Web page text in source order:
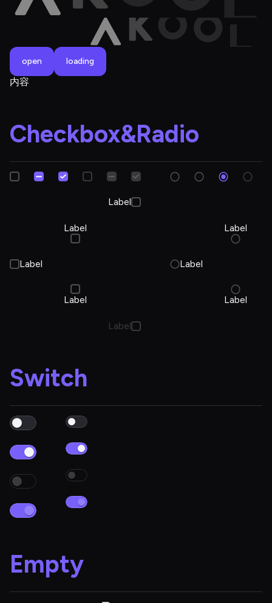
open loading
内容
Checkbox&Radio
Label
Label
Label
Label
Label
Label
Label
Label
Switch
Empty